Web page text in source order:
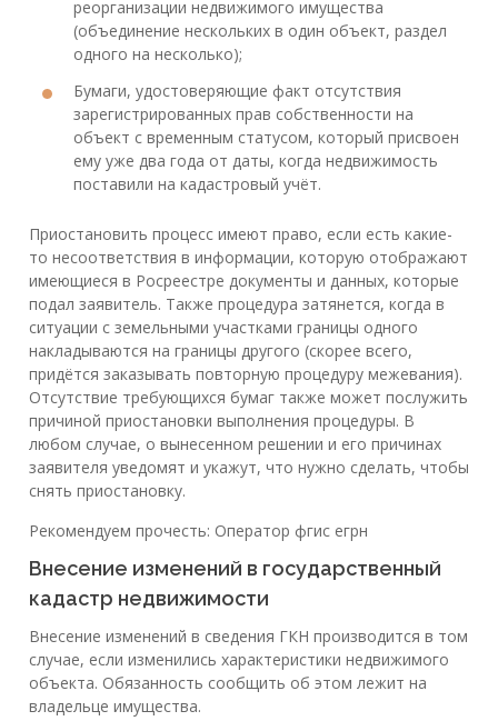
реорганизации недвижимого имущества
(объединение нескольких в один объект, раздел
одного на несколько);
Бумаги, удостоверяющие факт отсутствия
зарегистрированных прав собственности на
объект с временным статусом, который присвоен
ему уже два года от даты, когда недвижимость
поставили на кадастровый учёт.
Приостановить процесс имеют право, если есть какие-
то несоответствия в информации, которую отображают
имеющиеся в Росреестре документы и данных, которые
подал заявитель. Также процедура затянется, когда в
ситуации с земельными участками границы одного
накладываются на границы другого (скорее всего,
придётся заказывать повторную процедуру межевания).
Отсутствие требующихся бумаг также может послужить
причиной приостановки выполнения процедуры. В
любом случае, о вынесенном решении и его причинах
заявителя уведомят и укажут, что нужно сделать, чтобы
снять приостановку.
Рекомендуем прочесть: Оператор фгис егрн
Внесение изменений в государственный
кадастр недвижимости
Внесение изменений в сведения ГКН производится в том
случае, если изменились характеристики недвижимого
объекта. Обязанность сообщить об этом лежит на
владельце имущества.